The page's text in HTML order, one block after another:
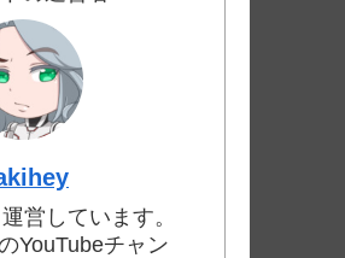
営しています。
YouTubeチャン